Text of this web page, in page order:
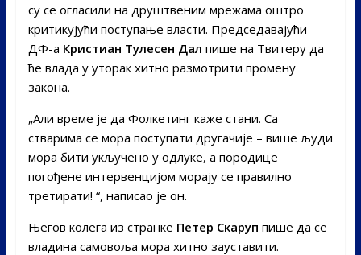
су се огласили на друштвеним мрежама оштро
критикујући поступање власти. Председавајући
ДФ-а Кристиан Тулесен Дал пише на Твитеру да
ће влада у уторак хитно размотрити промену
закона.
„Али време је да Фолкетинг каже стани. Са
стварима се мора поступати другачије – више људи
мора бити укључено у одлуке, а породице
погођене интервенцијом морају се правилно
третирати! “, написао је он.
Његов колега из странке Петер Скаруп пише да се
владина самовоља мора хитно зауставити.